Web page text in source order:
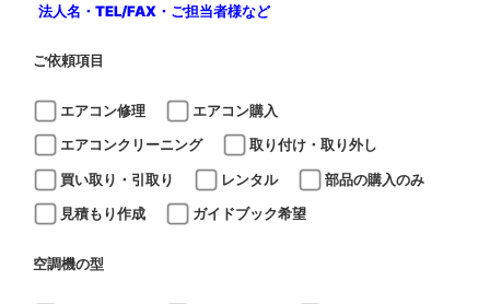
法人名・TEL/FAX・ご担当者様など
ご依頼項目
エアコン修理
エアコン購入
エアコンクリーニング
取り付け・取り外し
買い取り・引取り
レンタル
部品の購入のみ
見積もり作成
ガイドブック希望
空調機の型